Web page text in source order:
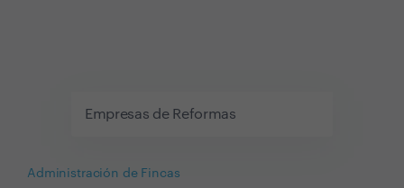
Empresas de Reformas
Administración de Fincas